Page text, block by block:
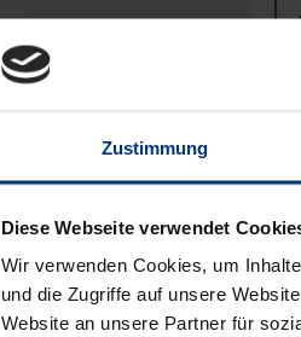
Zustimmung
Diese Webseite verwendet
Wir verwenden Cookies, um
und die Zugriffe auf unsere
Website an unsere Partner für